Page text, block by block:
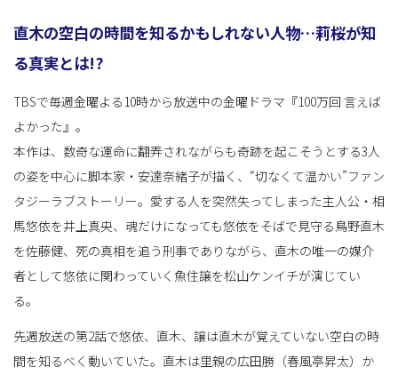
え
直木の空白の時間を知るかもしれない人物…莉桜が知
る真実とは!?
TBSで毎週金曜よる10時から放送中の金曜ドラマ『100万回 言えば
よかった』。
本作は、数奇な運命に翻弄されながらも奇跡を起こそうとする3人
の姿を中心に脚本家・安達奈緒子が描く、“切なくて温かい”ファン
タジーラブストーリー。愛する人を突然失ってしまった主人公・相
馬悠依を井上真央、魂だけになっても悠依をそばで見守る鳥野直木
を佐藤健、死の真相を追う刑事でありながら、直木の唯一の媒介
者として悠依に関わっていく魚住譲を松山ケンイチが演じてい
る。
先週放送の第2話で悠依、直木、譲は直木が覚えていない空白の時
間を知るべく動いていた。直木は里親の広田勝（春風亭昇太）か